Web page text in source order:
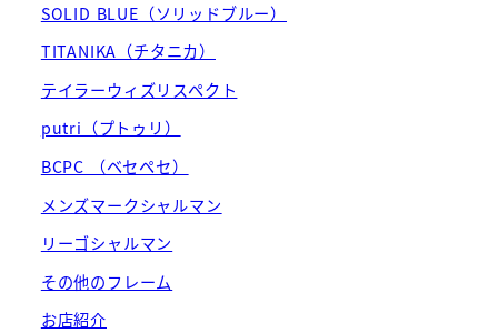
SOLID BLUE（ソリッドブルー）
TITANIKA（チタニカ）
テイラーウィズリスペクト
putri（プトゥリ）
BCPC （ベセペセ）
メンズマークシャルマン
リーゴシャルマン
その他のフレーム
お店紹介